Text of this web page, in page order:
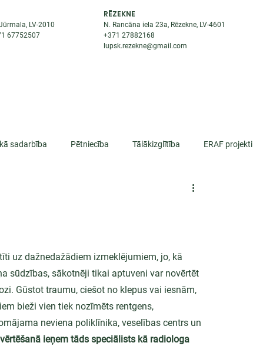
LV-2010
67752507
RĒZEKNE
N. Rancāna iela 23a, Rēzekne, LV-4601
+37127882168
lupsk.rezekne@gmail.com
sadarbība Pētniecība Tālākizglītība ERAF projekti
uz dažnedažādiem izmeklējumiem, jo, kā
sūdzības, sākotnēji tikai aptuveni var novērtēt
Gūstot traumu, ciešot no klepus vai iesnām,
bieži vien tiek nozīmēts rentgens,
neviena poliklīnika, veselības centrs un
ieņem tāds speciālists kā radiologa